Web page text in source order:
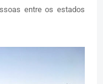
entre os estados